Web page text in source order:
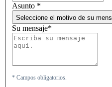
Asunto *
Seleccione el motivo de su
Su mensaje*
* Campos obligatorios.